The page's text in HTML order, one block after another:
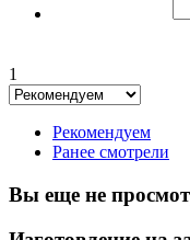
1
Рекомендуем
Ранее смотрели
Вы еще не